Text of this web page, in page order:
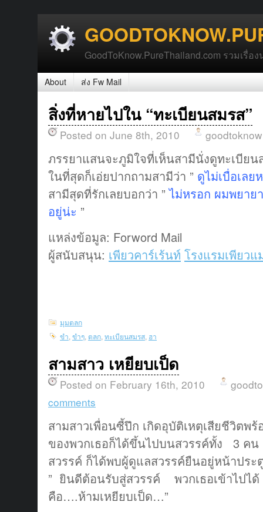
GoodToKnow.PureThailand.com รวมเรื่อ
About ส่ง Fw Mail
สิ่งที่หายไปใน “ทะเบียนสมรส”
Posted on June 8th, 2010 goodtoknow
ภรรยาแสนจะภูมิใจที่เห็นสามีนั่งดูทะเบีย
ในที่สุดก็เอ่ยปากถามสามีว่า ” ดูไม่เบื่อเลย
สามีสุดที่รักเลยบอกว่า ”ไม่หรอก ผมพยา
อยู่น่ะ ”
แหล่งข้อมูล: Forword Mail
ผู้สนับสนุน: เพียวคาร์เร้นท์ โรงแรมเพียว
มุมตลก
ขำ ขำๆ ตลก ทะเบียนสมรส ฮา
สามสาว เหยียบเป็ด
Posted on February 16th, 2010
comments
สามสาวเพื่อนซี้ปึก เกิดอุบัติเหตุเสียชีวิ
ของพวกเธอก็ได้ขึ้นไปบนสวรรค์ทั้ง 3 คน
สวรรค์ ก็ได้พบผู้ดูแลสวรรค์ยืนอยู่หน้าปร
” ยินดีต้อนรับสู่สวรรค์ พวกเธอเข้าไปไ
คือ….ห้ามเหยียบเป็ด…”